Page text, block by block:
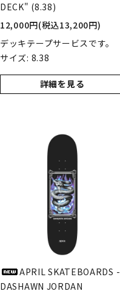
DECK" (8.38)
12,000円(税込13,200円)
デッキテープサービスです。
サイズ: 8.38
詳細を見る
APRIL SKATEBOARDS -
DASHAWN JORDAN